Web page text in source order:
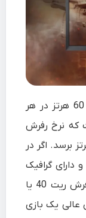
بیشتر نمایشگرها دارای نرخ رفرش ریت 60 هرتز در هر
که نرخ رفرش
به 75، 120، 144 یا حتی 240 هرتز برسد. اگر در
دارای گرافیک
بالاتر باشد ممکن است نمایشگر نرخ رفرش ریت 40 یا
عالی یک بازی